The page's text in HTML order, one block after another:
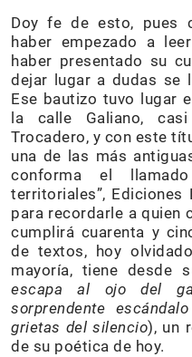
Doy fe de esto, pues
haber empezado a
haber presentado su
dejar lugar a dudas se
Ese bautizo tuvo lugar
la calle Galiano,
Trocadero, y con este
una de las más
conforma el
territoriales”, Ediciones
para recordarle a quien
cumplirá cuarenta y
de textos, hoy
mayoría, tiene desde
escapa al ojo del
sorprendente
grietas del silencio), un
de su poética de hoy.